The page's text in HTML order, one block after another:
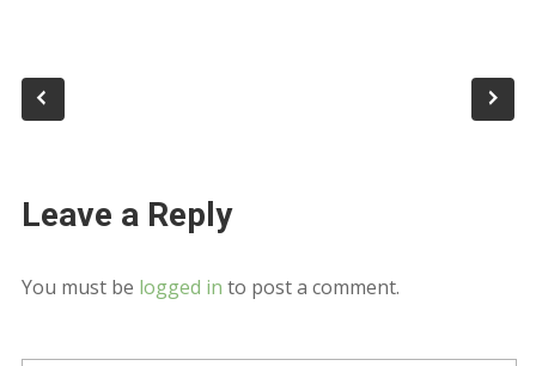
Leave a Reply
You must be logged in to post a comment.